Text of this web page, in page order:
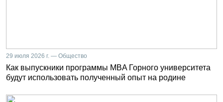
29 июля 2026 г. — Общество
Как выпускники программы MBA Горного университета
будут использовать полученный опыт на родине